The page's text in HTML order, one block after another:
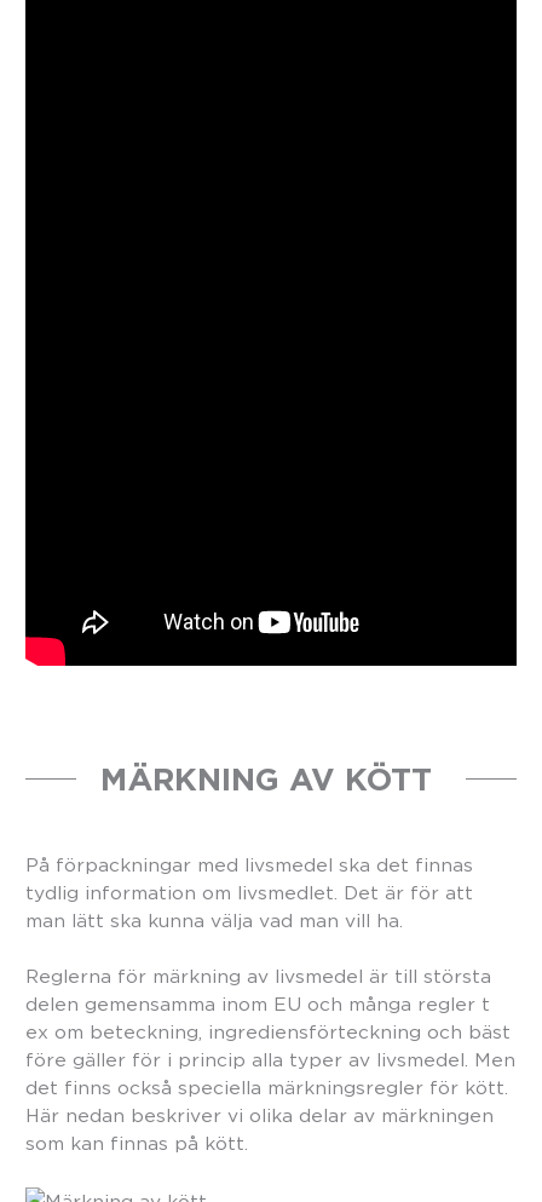
MÄRKNING AV KÖTT
På förpackningar med livsmedel ska det finnas
tydlig information om livsmedlet. Det är för att
man lätt ska kunna välja vad man vill ha.
Reglerna för märkning av livsmedel är till största
delen gemensamma inom EU och många regler t
ex om beteckning, ingrediensförteckning och bäst
före gäller för i princip alla typer av livsmedel. Men
det finns också speciella märkningsregler för kött.
Här nedan beskriver vi olika delar av märkningen
som kan finnas på kött.